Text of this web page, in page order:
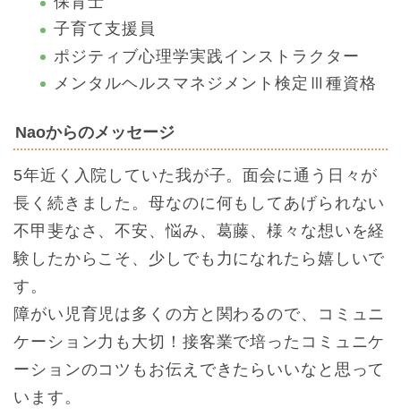
子育て支援員
ポジティブ心理学実践インストラクター
メンタルヘルスマネジメント検定Ⅲ種資格
Naoからのメッセージ
5年近く入院していた我が子。面会に通う日々が
長く続きました。母なのに何もしてあげられない
不甲斐なさ、不安、悩み、葛藤、様々な想いを経
験したからこそ、少しでも力になれたら嬉しいで
す。
障がい児育児は多くの方と関わるので、コミュニ
ケーション力も大切！接客業で培ったコミュニケ
ーションのコツもお伝えできたらいいなと思って
います。